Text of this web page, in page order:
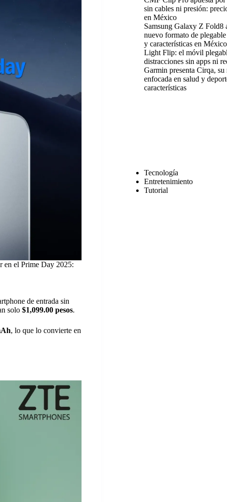
en el Prime Day 2025:
de entrada sin
solo $1,099.00 pesos.
, lo que lo convierte en
sin cables ni presión:
en México
Samsung Galaxy Z Fold8
nuevo formato de
y características en México
Light Flip: el móvil
distracciones sin apps ni
Garmin presenta Cirqa, su
enfocada en salud y
características
Tecnología
Entretenimiento
Tutorial